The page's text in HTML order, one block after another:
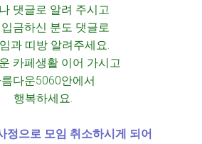
댓글로 알려 주시고
금하신 분도 댓글로
과 띠방 알려주세요.
카페생활 이어 가시고
다운5060안에서
행복하세요.
정으로 모임 취소하시게 되어